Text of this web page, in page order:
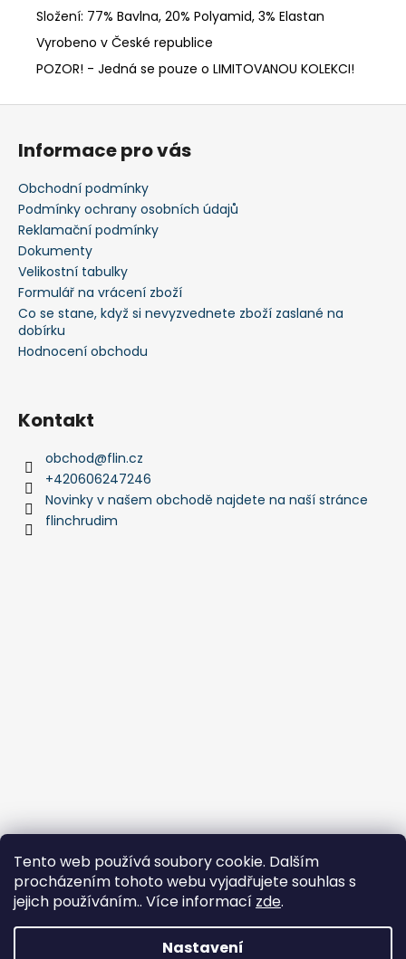
Tento web používá soubory cookie. Dalším
procházením tohoto webu vyjadřujete souhlas s
jejich používáním.. Více informací zde.
Nastavení
Složení: 77% Bavlna, 20% Polyamid, 3% Elastan
Vyrobeno v České republice
POZOR! - Jedná se pouze o LIMITOVANOU KOLEKCI!
Z
Informace pro vás
Obchodní podmínky
Podmínky ochrany osobních údajů
Reklamační podmínky
Dokumenty
Velikostní tabulky
Formulář na vrácení zboží
Co se stane, když si nevyzvednete zboží zaslané na
dobírku
Hodnocení obchodu
Kontakt
obchod@flin.cz
+420606247246
Novinky v našem obchodě najdete na naší stránce
flinchrudim
Flin Sport